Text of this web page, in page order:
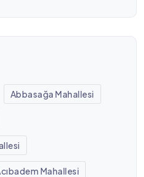
Abbasağa Mahallesi
Mahallesi